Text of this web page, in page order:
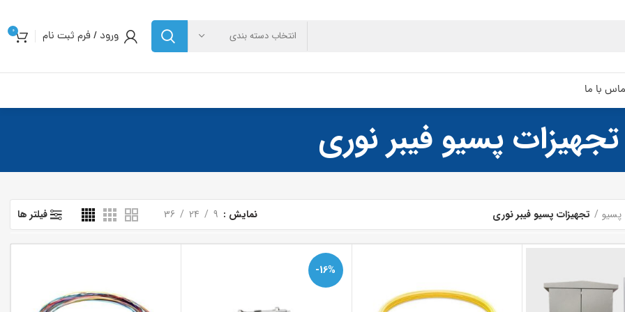
انتخاب دسته بندی ورود / فرم ثبت نام 0
با ما
تجهیزات پسیو فیبر نوری
پسیو تجهیزات پسیو فیبر نوری نمایش 9
24
36 فیلتر ها
-16%